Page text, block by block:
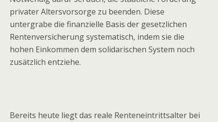
privater Altersvorsorge zu beenden. Diese
untergrabe die finanzielle Basis der gesetzlichen
Rentenversicherung systematisch, indem sie die
hohen Einkommen dem solidarischen System noch
zusätzlich entziehe.
Bereits heute liegt das reale Renteneintrittsalter bei